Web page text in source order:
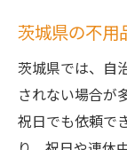
茨城県の不用
茨城県では、自
されない場合が
祝日でも依頼で